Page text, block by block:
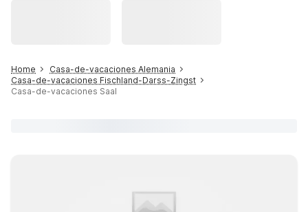
Home
Casa-de-vacaciones Alemania
Casa-de-vacaciones Fischland-Darss-Zingst
Casa-de-vacaciones Saal